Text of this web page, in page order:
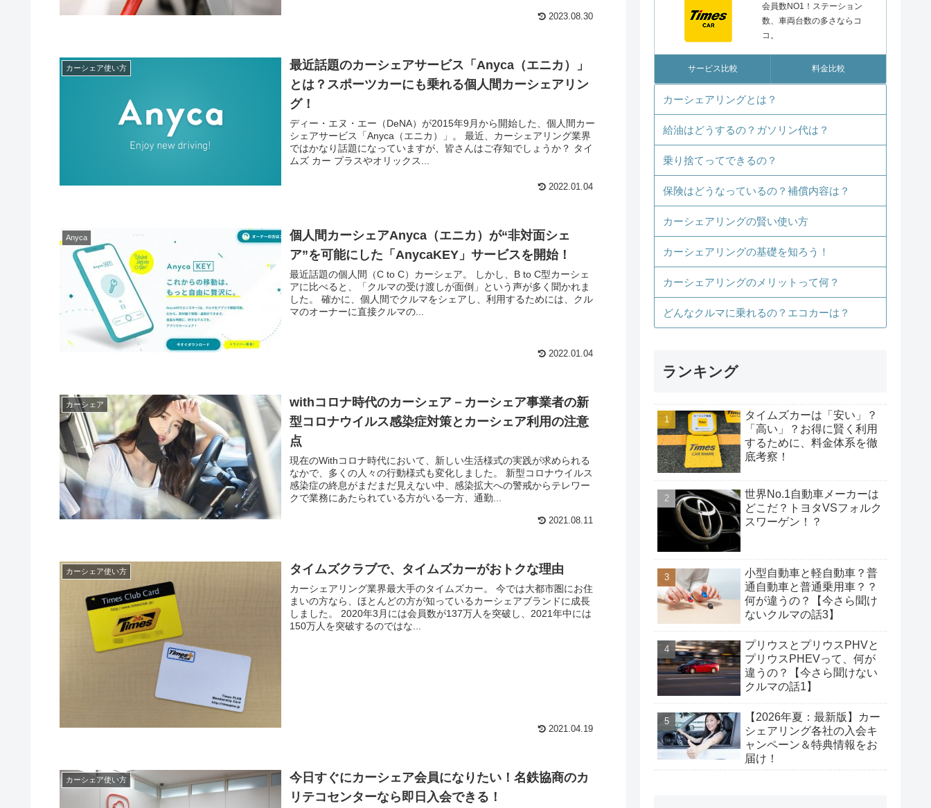
2023.08.30
カーシェア使い方
最近話題のカーシェアサービス「Anyca（エニカ）」
とは？スポーツカーにも乗れる個人間カーシェアリン
グ！
ディー・エヌ・エー（DeNA）が2015年9月から開始した、個人間カー
シェアサービス「Anyca（エニカ）」。 最近、カーシェアリング業界
ではかなり話題になっていますが、皆さんはご存知でしょうか？ タイ
ムズ カー プラスやオリックス...
2022.01.04
Anyca
個人間カーシェアAnyca（エニカ）が“非対面シェ
ア”を可能にした「AnycaKEY」サービスを開始！
最近話題の個人間（C to C）カーシェア。 しかし、B to C型カーシェ
アに比べると、「クルマの受け渡しが面倒」という声が多く聞かれま
した。 確かに、個人間でクルマをシェアし、利用するためには、クル
マのオーナーに直接クルマの...
2022.01.04
カーシェア
withコロナ時代のカーシェア－カーシェア事業者の新
型コロナウイルス感染症対策とカーシェア利用の注意
点
現在のWithコロナ時代において、新しい生活様式の実践が求められる
なかで、多くの人々の行動様式も変化しました。 新型コロナウイルス
感染症の終息がまだまだ見えない中、感染拡大への警戒からテレワー
クで業務にあたられている方がいる一方、通勤...
2021.08.11
カーシェア使い方 タイムズクラブで、タイムズカーがおトクな理由
カーシェアリング業界最大手のタイムズカー。 今では大都市圏にお住
まいの方なら、ほとんどの方が知っているカーシェアブランドに成長
しました。 2020年3月には会員数が137万人を突破し、2021年中には
150万人を突破するのではな...
2021.04.19
カーシェア使い方
今日すぐにカーシェア会員になりたい！名鉄協商のカ
リテコセンターなら即日入会できる！
会員数NO1！ステーション
数、車両台数の多さならコ
コ。
サービス比較 料金比較
カーシェアリングとは？
給油はどうするの？ガソリン代は？
乗り捨てってできるの？
保険はどうなっているの？補償内容は？
カーシェアリングの賢い使い方
カーシェアリングの基礎を知ろう！
カーシェアリングのメリットって何？
どんなクルマに乗れるの？エコカーは？
ランキング
タイムズカーは「安い」？
「高い」？お得に賢く利用
するために、料金体系を徹
底考察！
世界No.1自動車メーカーは
どこだ？トヨタVSフォルク
スワーゲン！？
小型自動車と軽自動車？普
通自動車と普通乗用車？？
何が違うの？【今さら聞け
ないクルマの話3】
プリウスとプリウスPHVと
プリウスPHEVって、何が
違うの？【今さら聞けない
クルマの話1】
【2026年夏：最新版】カー
シェアリング各社の入会キ
ャンペーン＆特典情報をお
届け！